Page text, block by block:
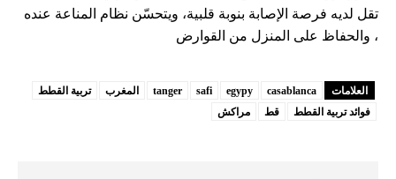
تقل لديه فرصة الإصابة بنوبة قلبية، ويتحسّن نظام المناعة عنده
، والحفاظ على المنزل من القوارض
العلامات casablanca
egypy
safi
tanger المغرب
تربية القطط
فوائد تربية القطط
قط مراكش